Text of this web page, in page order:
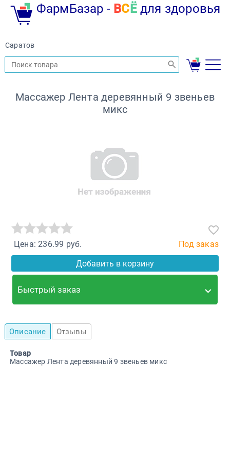
ФармБазар - ВС Ёдля здоровья
Саратов
Массажер Лента деревянный 9 звеньев
микс
Цена: 236.99 руб.
Под заказ
Добавить в корзину
Быстрый заказ
Описание Отзывы
Товар
Массажер Лента деревянный 9 звеньев микс